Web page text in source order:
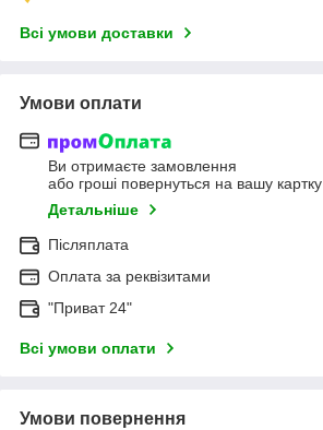
Всі умови доставки
Умови оплати
Ви отримаєте замовлення
або гроші повернуться на вашу картку
Детальніше
Післяплата
Оплата за реквізитами
"Приват 24"
Всі умови оплати
Умови повернення